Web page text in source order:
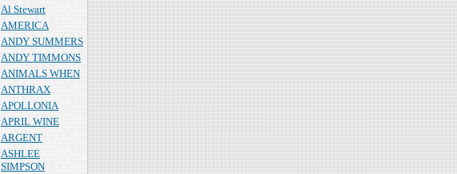
Al Stewart
AMERICA
ANDY SUMMERS
ANDY TIMMONS
ANIMALS WHEN
ANTHRAX
APOLLONIA
APRIL WINE
ARGENT
ASHLEE
SIMPSON